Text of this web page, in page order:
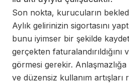
Son nokta, kurucuların
Aylık gelirinizin sigortasını
bunu iyimser bir şekilde
gerçekten faturalandırıldığını
görmesi gerekir.
ve düzensiz kullanım